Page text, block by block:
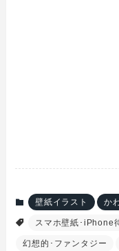
壁紙イラスト か
スマホ壁紙･iPhone
幻想的･ファンタジー